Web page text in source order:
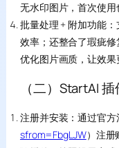
无水印图片，首次使用
批量处理 + 附加功能
效率；还整合了瑕疵
优化图片画质，让效果
（二）StartAI
注册并安装：通过官方
sfrom=FbgLJW）注册